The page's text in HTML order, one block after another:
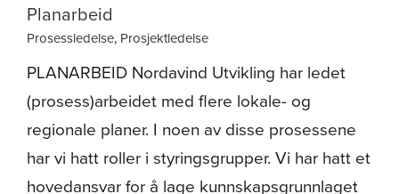
Planarbeid
Prosessledelse, Prosjektledelse
PLANARBEID Nordavind Utvikling har ledet
(prosess)arbeidet med flere lokale- og
regionale planer. I noen av disse prosessene
har vi hatt roller i styringsgrupper. Vi har hatt et
hovedansvar for å lage kunnskapsgrunnlaget